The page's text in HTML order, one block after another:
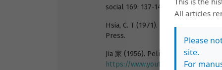
social 169: 137-144.
Hsia, C. T (1971). A History of
Press.
Jia 家 (1956). Película dirigida por
https://www.youtube.com/
All articles
Please
site.
For